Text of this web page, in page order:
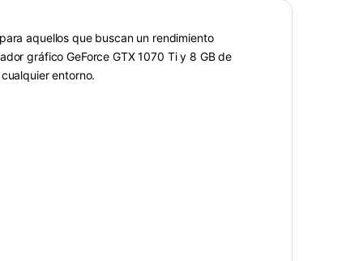
aquellos que buscan un rendimiento
gráfico GeForce GTX 1070 Ti y 8 GB de
entorno.